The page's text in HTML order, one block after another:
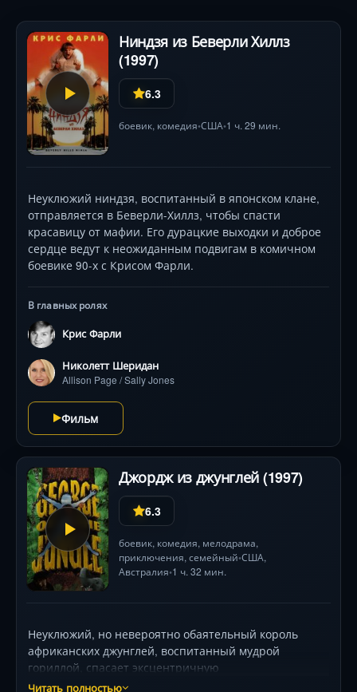
Ниндзя из Беверли Хиллз
(1997)
6.3
боевик, комедия•США•1 ч. 29 мин.
Неуклюжий ниндзя, воспитанный в японском клане,
отправляется в Беверли-Хиллз, чтобы спасти
красавицу от мафии. Его дурацкие выходки и доброе
сердце ведут к неожиданным подвигам в комичном
боевике 90-х с Крисом Фарли.
В главных ролях
Крис Фарли
Николетт Шеридан
Allison Page / Sally Jones
Фильм
Джордж из джунглей (1997)
6.3
боевик, комедия, мелодрама,
приключения, семейный•США,
Австралия•1 ч. 32 мин.
Неуклюжий, но невероятно обаятельный король
африканских джунглей, воспитанный мудрой
гориллой, спасает эксцентричную
исследовательницу Урсулу. Их встреча
Читать полностью